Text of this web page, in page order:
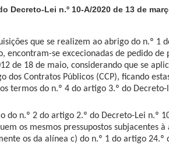
Decreto-Lei n.º 10-A/2020 de 13 de
que se realizem ao abrigo do n.º 1
encontram-se excecionadas de pedido
de 18 de maio, considerando que se
dos Contratos Públicos (CCP), ficando
termos do n.º 4 do artigo 3.º do
do n.º 2 do artigo 2.º do Decreto-Lei n.º
os mesmos pressupostos subjacentes
os da alínea c) do n.º 1 do artigo 24.º